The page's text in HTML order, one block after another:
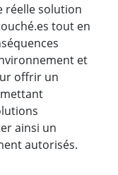
réelle solution
tout en
et
offrir un
ainsi un
autorisés.